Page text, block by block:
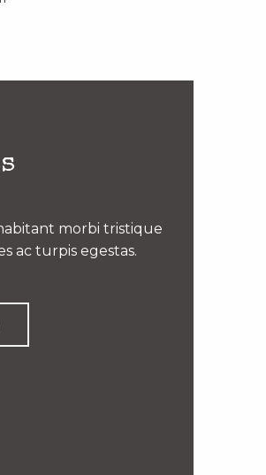
morbi tristique
ac turpis egestas.